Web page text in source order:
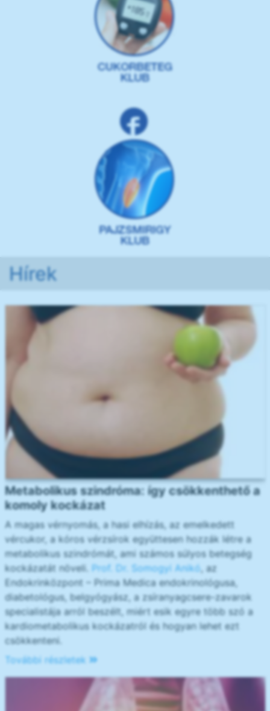
Hírek
Metabolikus szindróma: így csökkenthető a
komoly kockázat
A magas vérnyomás, a hasi elhízás, az emelkedett
vércukor, a kóros vérzsírok együttesen hozzák létre a
metabolikus szindrómát, ami számos súlyos betegség
kockázatát növeli. Prof. Dr. Somogyi Anikó, az
Endokrinközpont – Prima Medica endokrinológusa,
diabetológus, belgyógyász, a zsíranyagcsere-zavarok
specialistája arról beszélt, miért esik egyre több szó a
kardiometabolikus kockázatról és hogyan lehet ezt
csökkenteni.
További részletek